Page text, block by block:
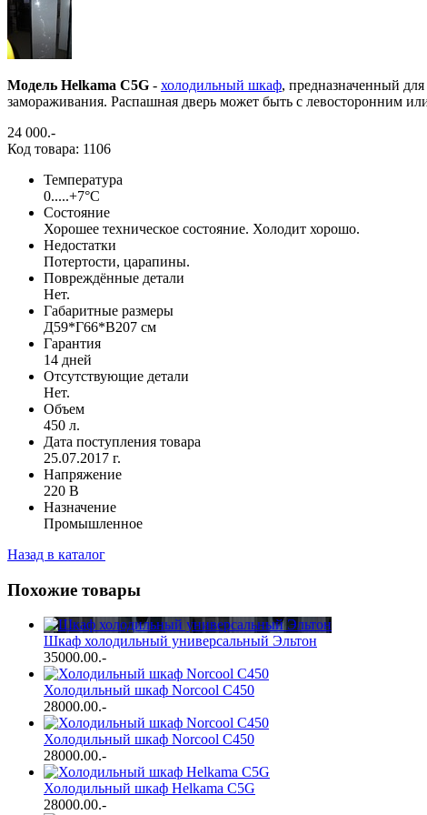
Модель Helkama C5G - холодильный шкаф, предназначенный
замораживания. Распашная дверь может быть с левосторонним
24 000.-
Код товара: 1106
Температура
0.....+7°С
Состояние
Хорошее техническое состояние. Холодит хорошо.
Недостатки
Потертости, царапины.
Повреждённые детали
Нет.
Габаритные размеры
Д59*Г66*В207 см
Гарантия
14 дней
Отсутствующие детали
Нет.
Объем
450 л.
Дата поступления товара
25.07.2017 г.
Напряжение
220 В
Назначение
Промышленное
Назад в каталог
Похожие товары
Шкаф холодильный универсальный Эльтон
35000.00.-
Холодильный шкаф Norcool C450
28000.00.-
Холодильный шкаф Norcool C450
28000.00.-
Холодильный шкаф Helkama C5G
28000.00.-